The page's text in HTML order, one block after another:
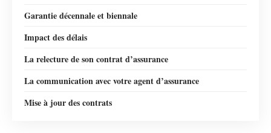
Garantie décennale et biennale
Impact des délais
La relecture de son contrat d’assurance
La communication avec votre agent d’assurance
Mise à jour des contrats